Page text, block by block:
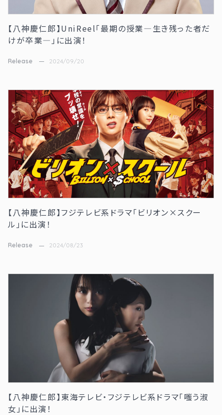
【八神慶仁郎】UniReel「最期の授業―生き残った者だ
けが卒業―」に出演！
Release 2024/09/20
【八神慶仁郎】フジテレビ系ドラマ「ビリオン×スクー
ル」に出演！
Release 2024/08/23
【八神慶仁郎】東海テレビ・フジテレビ系ドラマ「嗤う淑
女」に出演！